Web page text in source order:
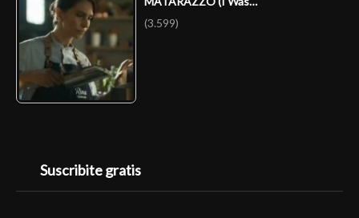
(3.599)
Suscribite gratis